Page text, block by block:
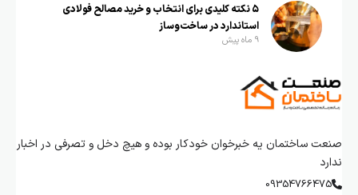
۵ نکته کلیدی برای انتخاب و خرید مصالح فولادی
استاندارد در ساخت‌وساز
9 ماه پیش
صنعت ساختمان یه خبرخوان خودکار بوده و هیچ دخل و تصرفی در اخبار
ندارد
09354766475